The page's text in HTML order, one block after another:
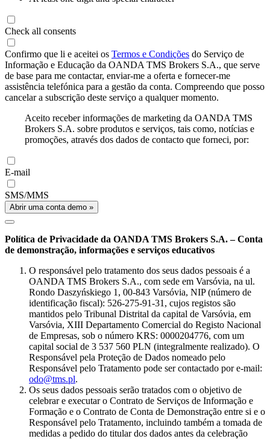
Check all consents
Confirmo que li e aceitei os Termos e Condições do Serviço de
Informação e Educação da OANDA TMS Brokers S.A., que serve
de base para me contactar, enviar-me a oferta e fornecer-me
assistência telefónica para a gestão da conta. Compreendo que posso
cancelar a subscrição deste serviço a qualquer momento.
Aceito receber informações de marketing da OANDA TMS
Brokers S.A. sobre produtos e serviços, tais como, notícias e
promoções, através dos dados de contacto que forneci, por:
E-mail
SMS/MMS
Abrir uma conta demo »
Política de Privacidade da OANDA TMS Brokers S.A. – Conta
de demonstração, informações e serviços educativos
O responsável pelo tratamento dos seus dados pessoais é a
OANDA TMS Brokers S.A., com sede em Varsóvia, na ul.
Rondo Daszyńskiego 1, 00-843 Varsóvia, NIP (número de
identificação fiscal): 526-275-91-31, cujos registos são
mantidos pelo Tribunal Distrital da capital de Varsóvia, em
Varsóvia, XIII Departamento Comercial do Registo Nacional
de Empresas, sob o número KRS: 0000204776, com um
capital social de 3 537 560 PLN (integralmente realizado). O
Responsável pela Proteção de Dados nomeado pelo
Responsável pelo Tratamento pode ser contactado por e-mail:
odo@tms.pl.
Os seus dados pessoais serão tratados com o objetivo de
celebrar e executar o Contrato de Serviços de Informação e
Formação e o Contrato de Conta de Demonstração entre si e o
Responsável pelo Tratamento, incluindo também a tomada de
medidas a pedido do titular dos dados antes da celebração